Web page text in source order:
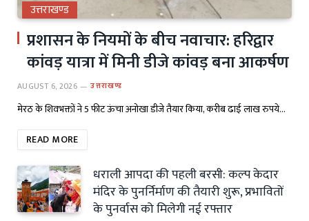
उत्तराखण्ड
प्रशासन के नियमों के बीच नवाचार: हरिद्वार
कांवड़ यात्रा में मिनी डीजे कांवड़ बना आकर्षण
AUGUST 6, 2026 उत्तराखण्ड
मेरठ के शिवभक्तों ने 5 फीट ऊंचा अनोखा डीजे तैयार किया, करीब ढाई लाख रुपये…
READ MORE
धराली आपदा की पहली बरसी: कल्प केदार
मंदिर के पुनर्निर्माण की तैयारी शुरू, प्रभावितों
के पुनर्वास को मिलेगी नई रफ्तार